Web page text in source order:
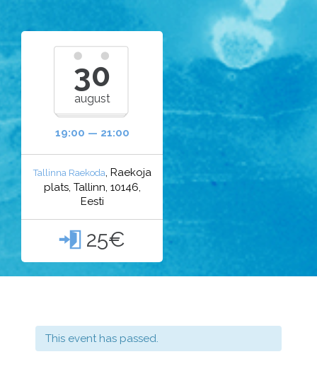
30
august
19:00 — 21:00
Tallinna Raekoda, Raekoja
plats, Tallinn, 10146,
Eesti
 25€
This event has passed.